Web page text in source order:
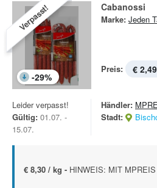
Verpasst!
-29%
Cabanossi
Marke: Jeden
Preis: € 2,49
Leider verpasst!
Gültig: 01.07. -
15.07.
Händler:
Stadt:
€ 8,30 / kg - HINWEIS: MIT